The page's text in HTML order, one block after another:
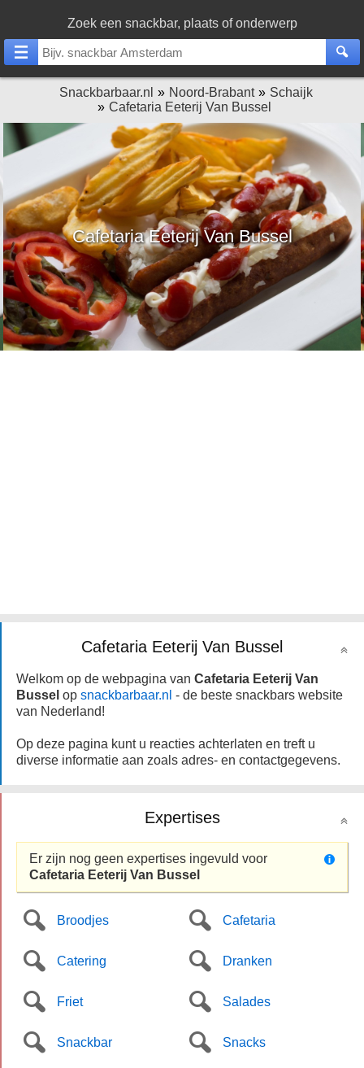
Zoek een snackbar, plaats of onderwerp
Snackbarbaar.nl Noord-Brabant
Schaijk
Cafetaria Eeterij Van Bussel
Cafetaria Eeterij Van Bussel
Cafetaria Eeterij Van Bussel
Welkom op de webpagina van Cafetaria Eeterij Van
Bussel op snackbarbaar.nl - de beste snackbars website
van Nederland!
Op deze pagina kunt u reacties achterlaten en treft u
diverse informatie aan zoals adres- en contactgegevens.
Expertises
Er zijn nog geen expertises ingevuld voor
Cafetaria Eeterij Van Bussel
Broodjes Cafetaria
Catering Dranken
Friet Salades
Snackbar Snacks